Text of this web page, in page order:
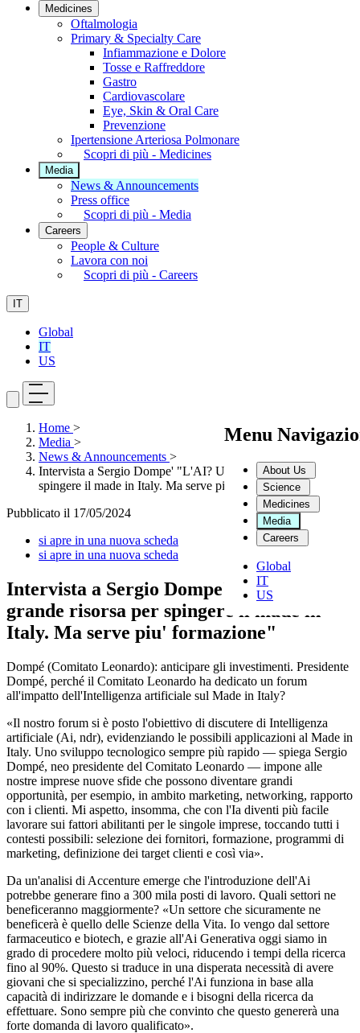
Medicines
Oftalmologia
Primary & Specialty Care
Infiammazione e Dolore
Tosse e Raffreddore
Gastro
Cardiovascolare
Eye, Skin & Oral Care
Prevenzione
Ipertensione Arteriosa Polmonare
Scopri di più - Medicines
Media
News & Announcements
Press office
Scopri di più - Media
Careers
People & Culture
Lavora con noi
Scopri di più - Careers
IT
Global
IT
US
Menu
About Us
Science
Medicines
Media
Careers
Global
IT
US
Home >
Media >
News & Announcements >
Intervista a Sergio Dompe' "L'AI? Una grande risorsa per
spingere il made in Italy. Ma serve piu' formazione"
Pubblicato il 17/05/2024
si apre in una nuova scheda
si apre in una nuova scheda
Intervista a Sergio Dompe' "L'AI? Una
grande risorsa per spingere il made in
Italy. Ma serve piu' formazione"
Dompé (Comitato Leonardo): anticipare gli investimenti. Presidente
Dompé, perché il Comitato Leonardo ha dedicato un forum
all'impatto dell'Intelligenza artificiale sul Made in Italy?
«Il nostro forum si è posto l'obiettivo di discutere di Intelligenza
artificiale (Ai, ndr), evidenziando le possibili applicazioni al Made in
Italy. Uno sviluppo tecnologico sempre più rapido — spiega Sergio
Dompé, neo presidente del Comitato Leonardo — impone alle
nostre imprese nuove sfide che possono diventare grandi
opportunità, per esempio, in ambito marketing, networking, rapporto
con i clienti. Mi aspetto, insomma, che con l'Ia diventi più facile
lavorare sui fattori abilitanti per le singole imprese, toccando tutti i
contesti possibili: selezione dei fornitori, formazione, programmi di
marketing, definizione dei target clienti e così via».
Da un'analisi di Accenture emerge che l'introduzione dell'Ai
potrebbe generare fino a 300 mila posti di lavoro. Quali settori ne
beneficeranno maggiormente? «Un settore che sicuramente ne
beneficerà è quello delle Scienze della Vita. Io vengo dal settore
farmaceutico e biotech, e grazie all'Ai Generativa oggi siamo in
grado di procedere molto più veloci, riducendo i tempi della ricerca
fino al 90%. Questo si traduce in una disperata necessità di avere
giovani che si specializzino, perché l'Ai funziona in base alla
capacità di indirizzare le domande e i bisogni della ricerca da
effettuare. Sono sempre più che convinto che questo genererà una
forte domanda di lavoro qualificato».